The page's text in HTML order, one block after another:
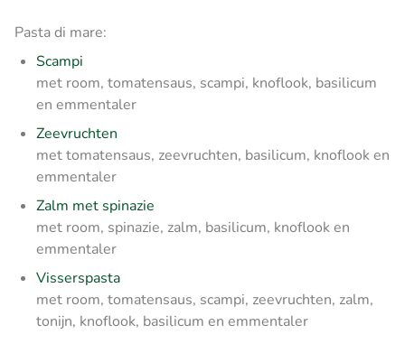
Pasta di mare:
Scampi
met room, tomatensaus, scampi, knoflook, basilicum
en emmentaler
Zeevruchten
met tomatensaus, zeevruchten, basilicum, knoflook en
emmentaler
Zalm met spinazie
met room, spinazie, zalm, basilicum, knoflook en
emmentaler
Visserspasta
met room, tomatensaus, scampi, zeevruchten, zalm,
tonijn, knoflook, basilicum en emmentaler